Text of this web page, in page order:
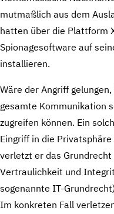
mutmaßlich aus dem
hatten über die Plattform
Spionagesoftware auf
installieren.
Wäre der Angriff
gesamte Kommunikation
zugreifen können. Ein
Eingriff in die
verletzt er das
Vertraulichkeit und
sogenannte IT-
Im konkreten Fall